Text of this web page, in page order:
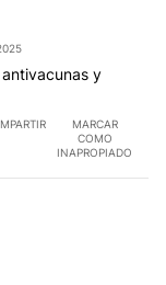
y
MARCAR
COMO
INAPROPIADO